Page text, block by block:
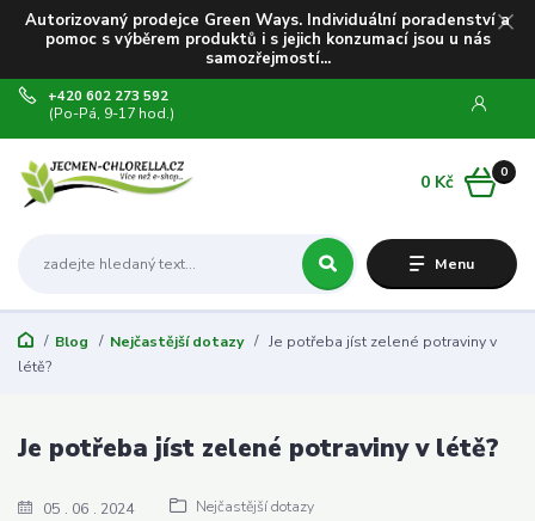
Autorizovaný prodejce Green Ways. Individuální poradenství a
pomoc s výběrem produktů i s jejich konzumací jsou u nás
samozřejmostí...
Menu
+420 602 273 592
(Po-Pá, 9-17 hod.)
0
0 Kč
Blog Nejčastější dotazy
Je potřeba jíst zelené potraviny v
létě?
05 06 2024 Nejčastější dotazy
Je potřeba jíst zelené potraviny v létě?